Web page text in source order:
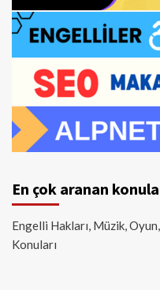
En çok aranan
Engelli Hakları, Müzik,
Konuları